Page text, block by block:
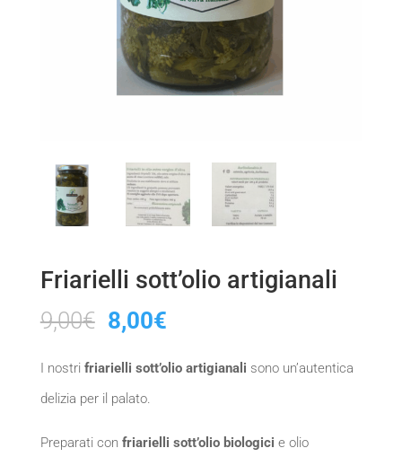
Friarielli sott’olio artigianali
9,00€ Il
originale
era:
9,00€.
8,00€Il
attuale
8,00€.
I nostri friarielli sott’olio artigianali sono un’autentica
delizia per il palato.
Preparati con friarielli sott’olio biologici e olio